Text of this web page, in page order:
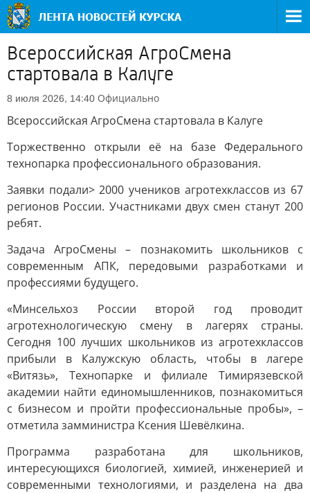
Всероссийская АгроСмена
стартовала в Калуге
8 июля 2026, 14:40 Официально
Всероссийская АгроСмена стартовала в Калуге
Торжественно открыли её на базе Федерального
технопарка профессионального образования.
Заявки подали> 2000 учеников агротехклассов из 67
регионов России. Участниками двух смен станут 200
ребят.
Задача АгроСмены – познакомить школьников с
современным АПК, передовыми разработками и
профессиями будущего.
«Минсельхоз России второй год проводит
агротехнологическую смену в лагерях страны.
Сегодня 100 лучших школьников из агротехклассов
прибыли в Калужскую область, чтобы в лагере
«Витязь», Технопарке и филиале Тимирязевской
академии найти единомышленников, познакомиться
с бизнесом и пройти профессиональные пробы», –
отметила замминистра Ксения Шевёлкина.
Программа разработана для школьников,
интересующихся биологией, химией, инженерией и
современными технологиями, и разделена на два